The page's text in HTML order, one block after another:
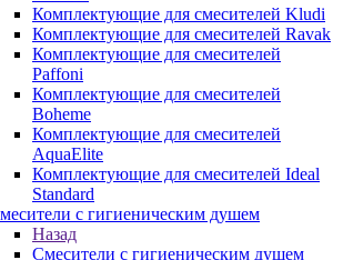
Комплектующие для смесителей Kludi
Комплектующие для смесителей Ravak
Комплектующие для смесителей
Paffoni
Комплектующие для смесителей
Boheme
Комплектующие для смесителей
AquaElite
Комплектующие для смесителей Ideal
Standard
с гигиеническим душем
Назад
Смесители с гигиеническим душем